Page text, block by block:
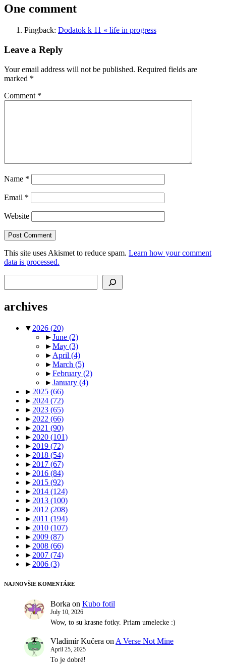
One comment
Pingback: Dodatok k 11 « life in progress
Leave a Reply
Your email address will not be published. Required fields are
marked *
Comment *
Name *
Email *
Website
This site uses Akismet to reduce spam. Learn how your comment
data is processed.
archives
▼ 2026 (20)
►June (2)
►May (3)
► April (4)
►March (5)
►February (2)
►January (4)
► 2025 (66)
► 2024 (72)
► 2023 (65)
► 2022 (66)
► 2021 (90)
► 2020 (101)
► 2019 (72)
► 2018 (54)
► 2017 (67)
► 2016 (84)
► 2015 (92)
► 2014 (124)
► 2013 (100)
► 2012 (208)
► 2011 (194)
► 2010 (107)
► 2009 (87)
► 2008 (66)
► 2007 (74)
► 2006 (3)
NAJNOVŠIE KOMENTÁRE
Borka on Kubo fotil
July 10, 2026
Wow, to su krasne fotky. Priam umelecke :)
Vladimír Kučera on A Verse Not Mine
April 25, 2025
To je dobré!